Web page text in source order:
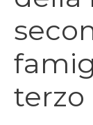
terzo